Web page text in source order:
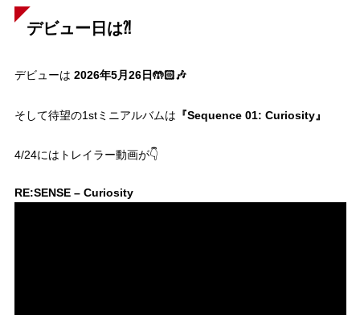
デビュー日は⁈
デビューは 2026年5月26日🤲🏻🎶
そして待望の1stミニアルバムは 『Sequence 01: Curiosity』
4/24にはトレイラー動画が👇
RE:SENSE – Curiosity